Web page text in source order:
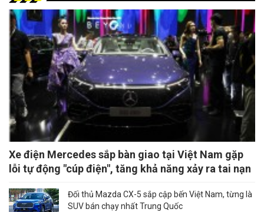
Xe điện Mercedes sắp bàn giao tại Việt Nam gặp
lỗi tự động "cúp điện", tăng khả năng xảy ra tai nạn
Đối thủ Mazda CX-5 sắp cập bến Việt Nam, từng là
SUV bán chạy nhất Trung Quốc